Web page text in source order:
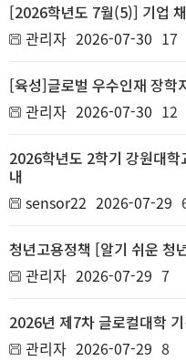
[2026학년도 7월(5)] 기업
관리자 2026-07-30 17
[육성]글로벌 우수인재 장학
관리자 2026-07-30 12
2026학년도 2학기 강원대학
내
sensor22 2026-07-29
청년고용정책 [알기 쉬운 청
관리자 2026-07-29 7
2026년 제7차 글로컬대학
관리자 2026-07-29 8